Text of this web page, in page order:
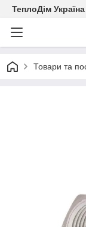
ТеплоДім Україна
Товари та